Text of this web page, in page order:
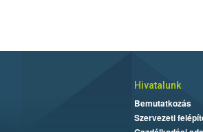
Hivatalunk
Bemutatkozás
Szervezeti